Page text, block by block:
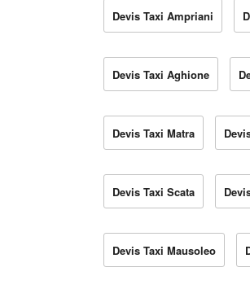
Devis Taxi Ampriani
Devis Taxi Aghione
Devis Taxi Matra
Devis Taxi Scata
Devis Taxi Mausoleo